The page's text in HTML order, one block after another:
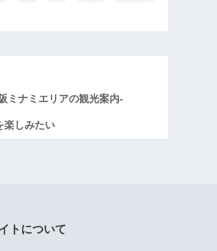
ミナミエリアの観光案内-
楽しみたい
トについて